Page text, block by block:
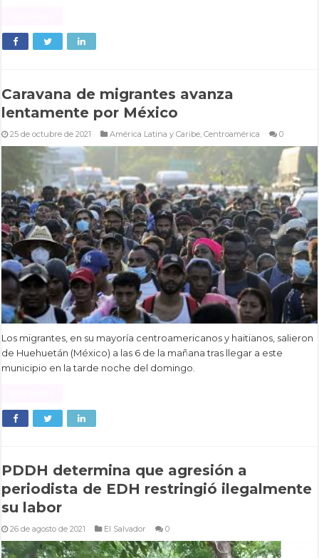
Caravana de migrantes avanza
lentamente por México
25 de octubre de 2021 América Latina y Caribe,Centroamérica 0
Los migrantes, en su mayoría centroamericanos y haitianos, salieron
de Huehuetán (México) a las 6 de la mañana tras llegar a este
municipio en la tarde noche del domingo.
PDDH determina que agresión a
periodista de EDH restringió ilegalmente
su labor
26 de agosto de 2021 El Salvador 0